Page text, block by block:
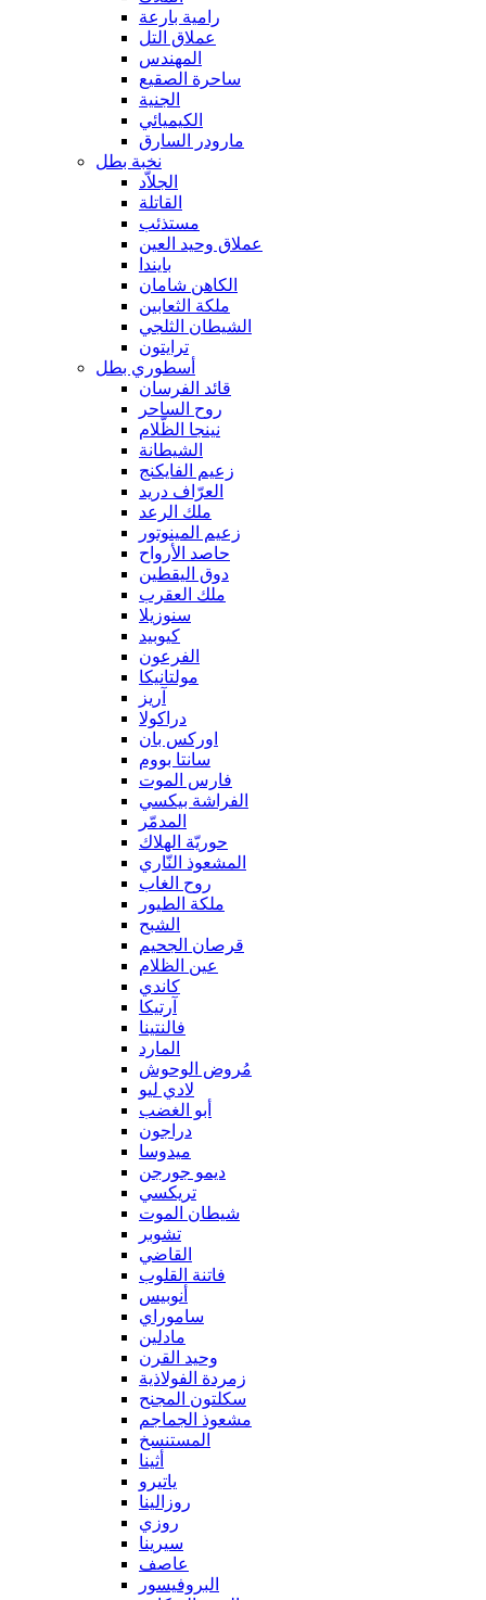
رامية بارعة
عملاق التل
المهندس
ساحرة الصقيع
الجنية
الكيميائي
مارودر السارق
نخبة بطل
الجلاّد
القاتلة
مستذئب
عملاق وحيد العين
بايندا
الكاهن شامان
ملكة الثعابين
الشيطان الثلجي
ترايتون
أسطوري بطل
قائد الفرسان
روح الساحر
نينجا الظّلام
الشيطانة
زعيم الفايكنج
العرّاف دريد
ملك الرعد
زعيم المينوتور
حاصد الأرواح
دوق اليقطين
ملك العقرب
سنوزيلا
كيوبيد
الفرعون
مولتانيكا
آريز
دراكولا
اوركس بان
سانتا بووم
فارس الموت
الفراشة بيكسي
المدمّر
حوريّة الهلاك
المشعوذ النّاري
روح الغاب
ملكة الطيور
الشبح
قرصان الجحيم
عين الظلام
كاندي
آرتيكا
فالنتينا
المارد
مُروض الوحوش
لادي ليو
أبو الغضب
دراجون
ميدوسا
ديمو جورجن
تريكسي
شيطان الموت
تشوبر
القاضي
فاتنة القلوب
أنوبيس
ساموراي
مادلين
وحيد القرن
زمردة الفولاذية
سكلتون المجنح
مشعوذ الجماجم
المستنسخ
أثينا
ياتيرو
روزالينا
روزي
سيرينا
عاصف
البروفيسور